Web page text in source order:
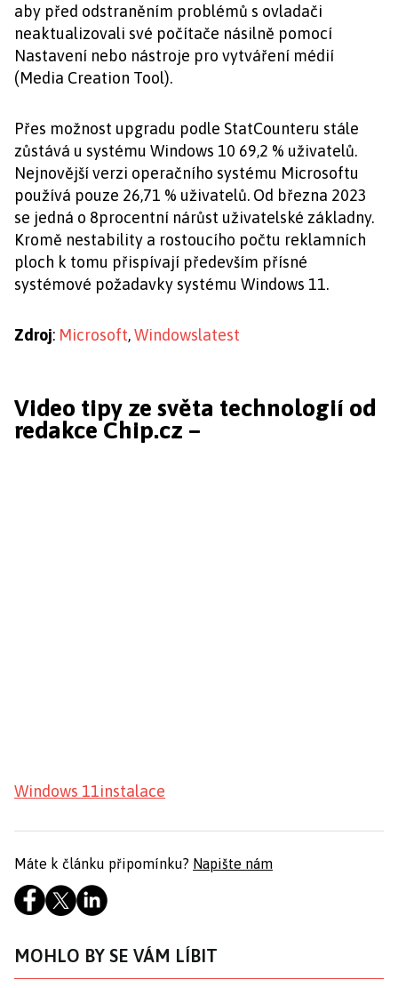
aby před odstraněním problémů s ovladači
neaktualizovali své počítače násilně pomocí
Nastavení nebo nástroje pro vytváření médií
(Media Creation Tool).
Přes možnost upgradu podle StatCounteru stále
zůstává u systému Windows 10 69,2 % uživatelů.
Nejnovější verzi operačního systému Microsoftu
používá pouze 26,71 % uživatelů. Od března 2023
se jedná o 8procentní nárůst uživatelské základny.
Kromě nestability a rostoucího počtu reklamních
ploch k tomu přispívají především přísné
systémové požadavky systému Windows 11.
Zdroj: Microsoft,Windowslatest
Video tipy ze světa technologií od
redakce Chip.cz –
Windows 11instalace
Máte k článku připomínku? Napište nám
MOHLO BY SE VÁM LÍBIT